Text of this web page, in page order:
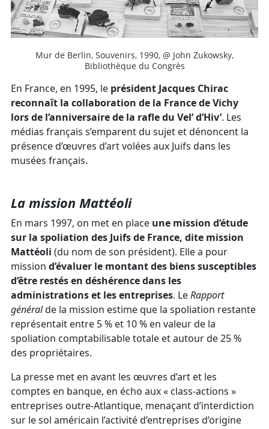
Mur de Berlin, Souvenirs, 1990, @ John Zukowsky,
Bibliothèque du Congrès
En France, en 1995, le président Jacques Chirac
reconnaît la collaboration de la France de Vichy
lors de l’anniversaire de la rafle du Vel’ d’Hiv’. Les
médias français s’emparent du sujet et dénoncent la
présence d’œuvres d’art volées aux Juifs dans les
musées français.
La mission Mattéoli
En mars 1997, on met en place une mission d’étude
sur la spoliation des Juifs de France, dite mission
Mattéoli (du nom de son président). Elle a pour
mission d’évaluer le montant des biens susceptibles
d’être restés en déshérence dans les
administrations et les entreprises. LeRapport
généralde la mission estime que la spoliation restante
représentait entre 5 % et 10 % en valeur de la
spoliation comptabilisable totale et autour de 25 %
des propriétaires.
La presse met en avant les œuvres d’art et les
comptes en banque, en écho aux « class-actions »
entreprises outre-Atlantique, menaçant d’interdiction
sur le sol américain l’activité d’entreprises d’origine